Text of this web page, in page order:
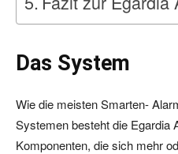
Das System
Wie die meisten Smarten-
Systemen besteht die Egardia
Komponenten, die sich mehr